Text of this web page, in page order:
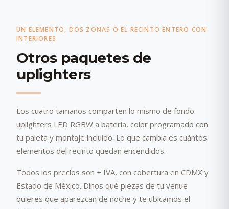
UN ELEMENTO, DOS ZONAS O EL RECINTO ENTERO CON
INTERIORES
Otros paquetes de
uplighters
Los cuatro tamaños comparten lo mismo de fondo:
uplighters LED RGBW a batería, color programado con
tu paleta y montaje incluido. Lo que cambia es cuántos
elementos del recinto quedan encendidos.
Todos los precios son + IVA, con cobertura en CDMX y
Estado de México. Dinos qué piezas de tu venue
quieres que aparezcan de noche y te ubicamos el